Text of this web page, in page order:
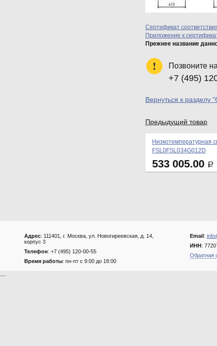
Сертификат
Приложение к
Прежнее название
Позвоните
+7 (495)
Вернуться к разделу
Предыдущий товар
Низкотемпературная
FSL0FSL034G012D
533 005.00 Р
Адрес: 111401, г. Москва, ул. Новогиреевская, д. 14,
корпус 3
Телефон: +7 (495) 120-00-55
Время работы: пн-пт с 9:00 до 18:00
Email:
ИНН:
Обратная
....